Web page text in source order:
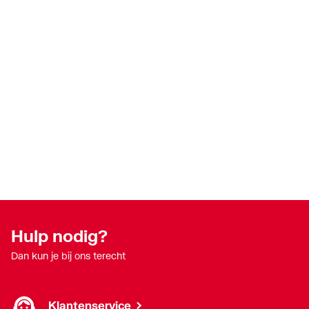
Hulp nodig?
Dan kun je bij ons terecht
Klantenservice